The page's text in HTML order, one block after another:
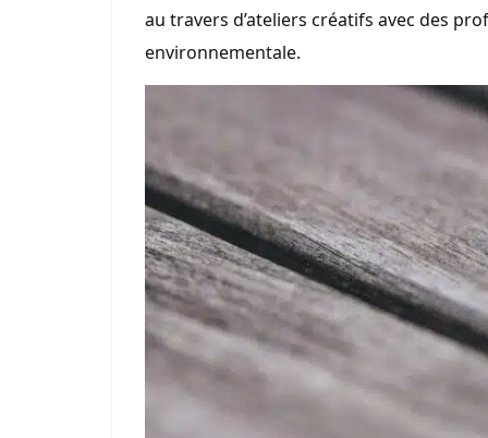
au travers d’ateliers créatifs avec des
environnementale.